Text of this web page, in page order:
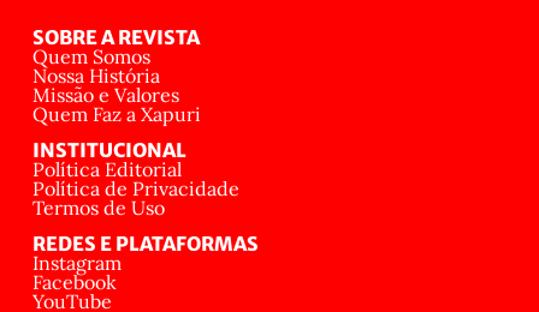
SOBRE A REVISTA
Quem Somos
Nossa História
Missão e Valores
Quem Faz a Xapuri
INSTITUCIONAL
Política Editorial
Política de Privacidade
Termos de Uso
REDES E PLATAFORMAS
Instagram
Facebook
YouTube